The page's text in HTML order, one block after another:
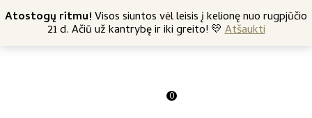
Atostogų ritmu!Visos siuntos vėl leisis į kelionę nuo rugpjūčio
21 d. Ačiū už kantrybę ir iki greito! 💛Atšaukti
Nemokamas siuntimas nuo 45 Eur +370 682 57369
0